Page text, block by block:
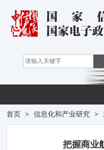
首页 > 信息化和产业研究 >
把握商业